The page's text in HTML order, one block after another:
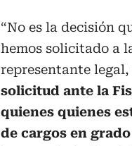
“No es la decisión
hemos solicitado a
representante
solicitud ante la
quienes quienes
de cargos en